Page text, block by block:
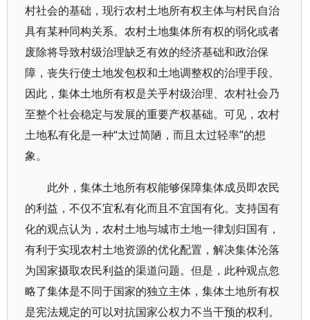
村社会的基础，现行农村土地所有权主体与村民自治
具有某种同构关系。农村土地集体所有权的弱化或者
废除将导致村级治理缺乏有效的经济基础和政治保
障，丧失行使土地发包权和土地调整权的治理手段。
因此，集体土地所有权是关乎村级治理、农村社会乃
至整个社会稳定与发展的重要产权基础。可见，农村
土地私有化是一种“太过简陋，而且太过轻率”的想
象。
此外，集体土地所有权能够保障集体成员即农民
的利益，不仅不宜私有化而且不宜国有化。支持国有
化的观点认为，农村土地与城市土地一律划归国有，
有利于实现农村土地资源的优化配置，解决集体沦落
为国家摄取农民利益的渠道问题。但是，此种观点忽
略了集体是不同于国家的独立主体，集体土地所有权
是宪法规定的可以对抗国家公权力不当干预的权利。